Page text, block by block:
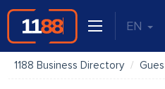
EN
1188 Business Directory